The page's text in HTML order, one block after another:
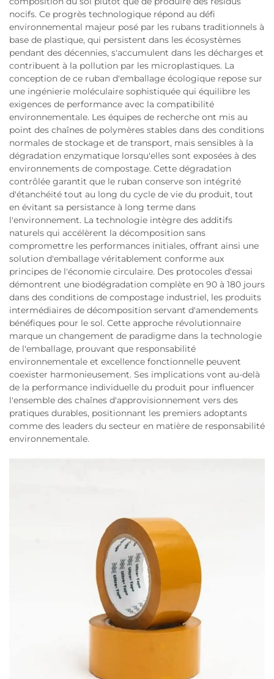
nocifs. Ce progrès technologique répond au défi
environnemental majeur posé par les rubans traditionnels à
base de plastique, qui persistent dans les écosystèmes
pendant des décennies, s'accumulent dans les décharges et
contribuent à la pollution par les microplastiques. La
conception de ce ruban d'emballage écologique repose sur
une ingénierie moléculaire sophistiquée qui équilibre les
exigences de performance avec la compatibilité
environnementale. Les équipes de recherche ont mis au
point des chaînes de polymères stables dans des conditions
normales de stockage et de transport, mais sensibles à la
dégradation enzymatique lorsqu'elles sont exposées à des
environnements de compostage. Cette dégradation
contrôlée garantit que le ruban conserve son intégrité
d'étanchéité tout au long du cycle de vie du produit, tout
en évitant sa persistance à long terme dans
l'environnement. La technologie intègre des additifs
naturels qui accélèrent la décomposition sans
compromettre les performances initiales, offrant ainsi une
solution d'emballage véritablement conforme aux
principes de l'économie circulaire. Des protocoles d'essai
démontrent une biodégradation complète en 90 à 180 jours
dans des conditions de compostage industriel, les produits
intermédiaires de décomposition servant d'amendements
bénéfiques pour le sol. Cette approche révolutionnaire
marque un changement de paradigme dans la technologie
de l'emballage, prouvant que responsabilité
environnementale et excellence fonctionnelle peuvent
coexister harmonieusement. Ses implications vont au-delà
de la performance individuelle du produit pour influencer
l'ensemble des chaînes d'approvisionnement vers des
pratiques durables, positionnant les premiers adoptants
comme des leaders du secteur en matière de responsabilité
environnementale.